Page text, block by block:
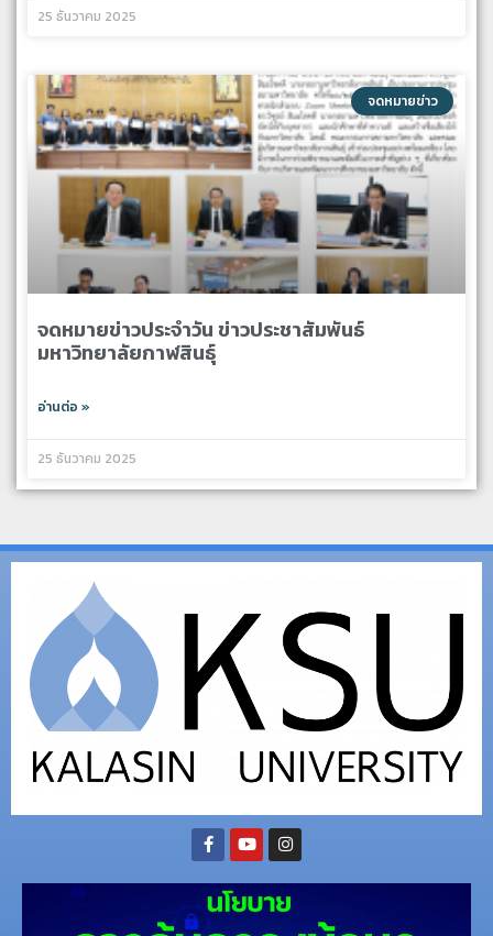
25 ธันวาคม 2025
จดหมายข่าว
จดหมายข่าวประจำวัน ข่าวประชาสัมพันธ์
มหาวิทยาลัยกาฬสินธุ์
อ่านต่อ »
25 ธันวาคม 2025